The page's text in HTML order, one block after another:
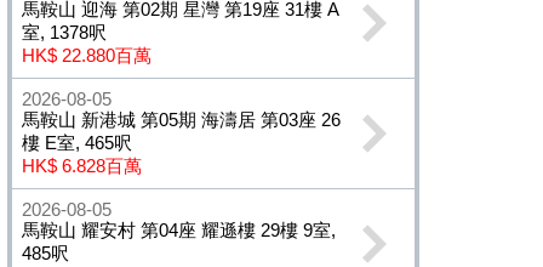
馬鞍山 迎海 第02期 星灣 第19座 31樓 A
室, 1378呎
HK$ 22.880百萬
2026-08-05
馬鞍山 新港城 第05期 海濤居 第03座 26
樓 E室, 465呎
HK$ 6.828百萬
2026-08-05
馬鞍山 耀安村 第04座 耀遜樓 29樓 9室,
485呎